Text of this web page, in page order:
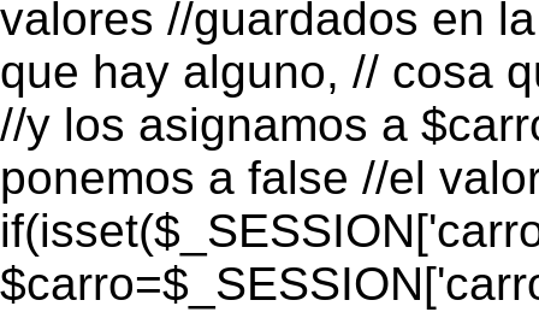
valores //guardados en
que hay alguno, // cosa
//y los asignamos a
ponemos a false //el